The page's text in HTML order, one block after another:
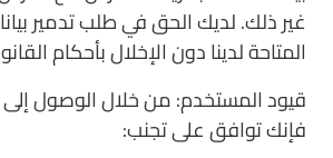
غير ذلك. لديك الحق في طلب تدمير
المتاحة لدينا دون الإخلال بأحكام
قيود المستخدم: من خلال الوصول
فإنك توافق على تجنب: